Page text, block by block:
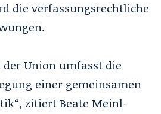
die verfassungsrechtliche
der Union umfasst die
einer gemeinsamen
zitiert Beate Meinl-